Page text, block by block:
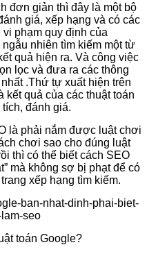
đơn giản thì đây là một bộ
giá, xếp hạng và có các
phạm quy định của
nhiên tìm kiếm một từ
quả hiện ra. Và công việc
lọc và đưa ra các thông
.Thứ tự xuất hiện trên
kết quả của các thuật toán
đánh giá.
là phải nắm được luật chơi
chơi sao cho đúng luật
thì có thể biết cách SEO
mà không sợ bị phạt để có
xếp hạng tìm kiếm.
toán Google?